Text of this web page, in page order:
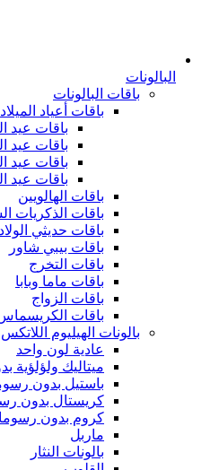
البالونات
باقات البالونات
باقات أعياد الميلاد
باقات عيد
باقات عيد
باقات عيد
باقات عيد
باقات الهالويين
باقات الذكريات
باقات حديثي
باقات بيبي شاور
باقات التخرج
باقات ماما وبابا
باقات الزواج
باقات
بالونات الهيليوم اللاتكس
عادية لون واحد
ميتاليك ولؤلؤية
باستيل بدون
كريستال بدون
كروم بدون
ماربل
بالونات النثار